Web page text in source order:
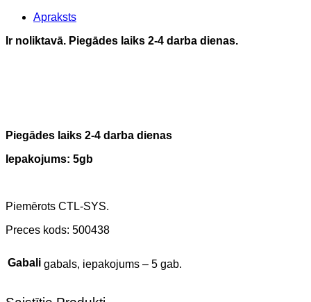
Apraksts
Ir noliktavā. Piegādes laiks 2-4 darba dienas.
Piegādes laiks 2-4 darba dienas
Iepakojums: 5gb
Piemērots CTL-SYS.
Preces kods: 500438
Gabali gabals, iepakojums – 5 gab.